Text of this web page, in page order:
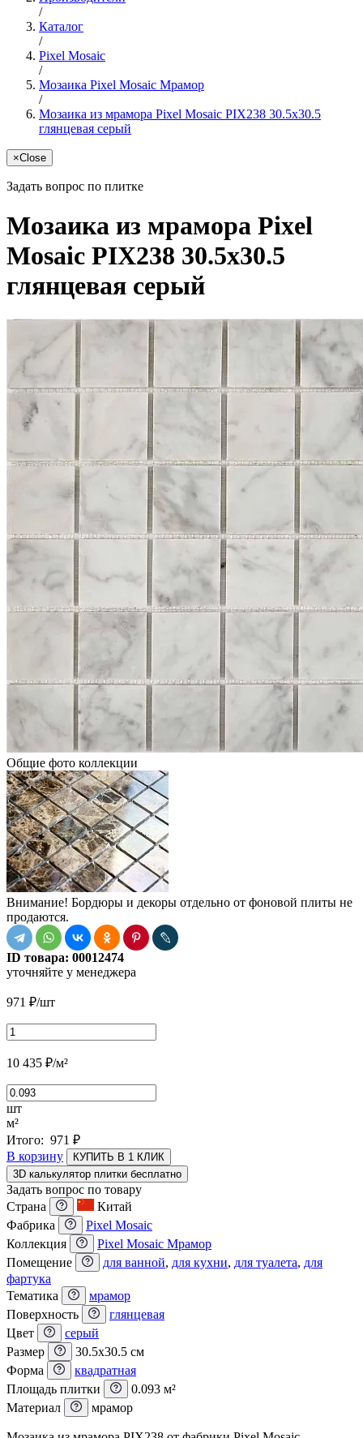
/
Каталог
/
Pixel Mosaic
/
Мозаика Pixel Mosaic Мрамор
/
Мозаика из мрамора Pixel Mosaic PIX238 30.5x30.5
глянцевая серый
×Close
Задать вопрос по плитке
Мозаика из мрамора Pixel
Mosaic PIX238 30.5x30.5
глянцевая серый
Общие фото коллекции
Внимание! Бордюры и декоры отдельно от фоновой плиты не
продаются.
ID товара: 00012474
уточняйте у менеджера
971 ₽/шт
10 435 ₽/м²
шт
м²
Итого: 971 ₽
В корзину
КУПИТЬ В 1 КЛИК
3D калькулятор плитки бесплатно
Задать вопрос по товару
Страна
Китай
Фабрика
Pixel Mosaic
Коллекция
Pixel Mosaic Мрамор
Помещение
для ванной, для кухни, для туалета, для
фартука
Тематика
мрамор
Поверхность
глянцевая
Цвет
серый
Размер
30.5x30.5 см
Форма
квадратная
Площадь плитки
0.093 м²
Материал
мрамор